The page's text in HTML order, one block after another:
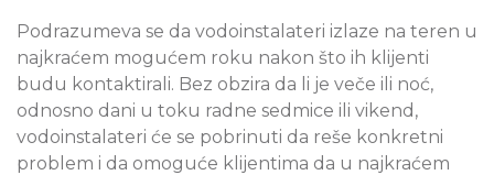
Podrazumeva se da vodoinstalateri izlaze na teren u
najkraćem mogućem roku nakon što ih klijenti
budu kontaktirali. Bez obzira da li je veče ili noć,
odnosno dani u toku radne sedmice ili vikend,
vodoinstalateri će se pobrinuti da reše konkretni
problem i da omoguće klijentima da u najkraćem